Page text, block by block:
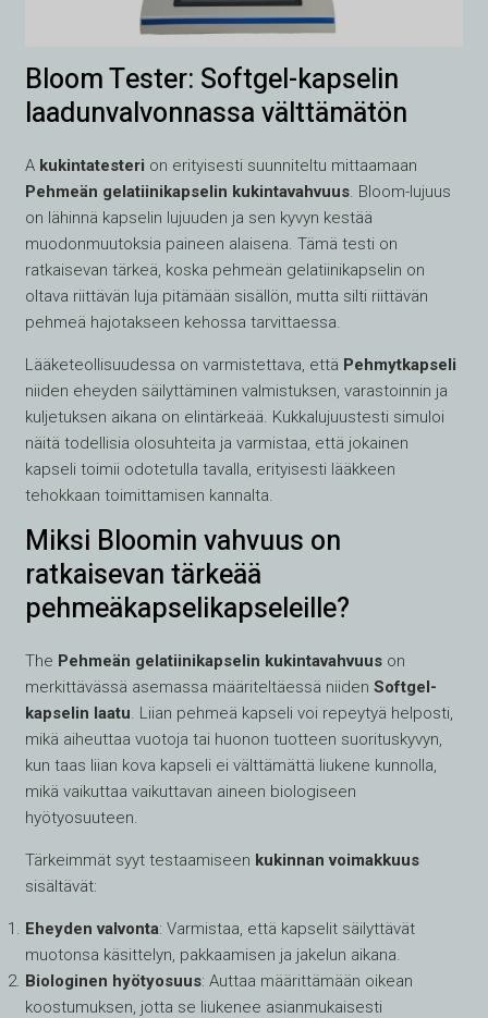
Bloom Tester: Softgel-kapselin
laadunvalvonnassa välttämätön
A kukintatesteri on erityisesti suunniteltu mittaamaan
Pehmeän gelatiinikapselin kukintavahvuus. Bloom-lujuus
on lähinnä kapselin lujuuden ja sen kyvyn kestää
muodonmuutoksia paineen alaisena. Tämä testi on
ratkaisevan tärkeä, koska pehmeän gelatiinikapselin on
oltava riittävän luja pitämään sisällön, mutta silti riittävän
pehmeä hajotakseen kehossa tarvittaessa.
Lääketeollisuudessa on varmistettava, että Pehmytkapseli
niiden eheyden säilyttäminen valmistuksen, varastoinnin ja
kuljetuksen aikana on elintärkeää. Kukkalujuustesti simuloi
näitä todellisia olosuhteita ja varmistaa, että jokainen
kapseli toimii odotetulla tavalla, erityisesti lääkkeen
tehokkaan toimittamisen kannalta.
Miksi Bloomin vahvuus on
ratkaisevan tärkeää
pehmeäkapselikapseleille?
The Pehmeän gelatiinikapselin kukintavahvuus on
merkittävässä asemassa määriteltäessä niidenSoftgel-
kapselin laatu. Liian pehmeä kapseli voi repeytyä helposti,
mikä aiheuttaa vuotoja tai huonon tuotteen suorituskyvyn,
kun taas liian kova kapseli ei välttämättä liukene kunnolla,
mikä vaikuttaa vaikuttavan aineen biologiseen
hyötyosuuteen.
Tärkeimmät syyt testaamiseen kukinnan voimakkuus
sisältävät:
Eheyden valvonta: Varmistaa, että kapselit säilyttävät
muotonsa käsittelyn, pakkaamisen ja jakelun aikana.
Biologinen hyötyosuus: Auttaa määrittämään oikean
koostumuksen, jotta se liukenee asianmukaisesti